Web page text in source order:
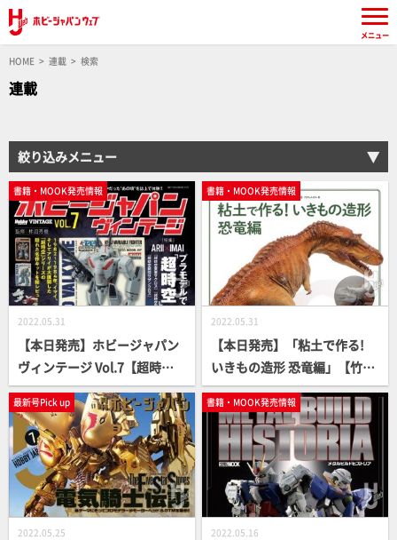
HOME 連載 検索
連載
絞り込みメニュー
書籍・MOOK発売情報
2022.05.31
【本日発売】ホビージャパン
ヴィンテージ Vol.7【超時空
シリーズ】
書籍・MOOK発売情報
2022.05.31
【本日発売】「粘土で作る!
いきもの造形 恐竜編」【竹内
しんぜん】
最新号Pick up
2022.05.25
書籍・MOOK発売情報
2022.05.16
メニュー